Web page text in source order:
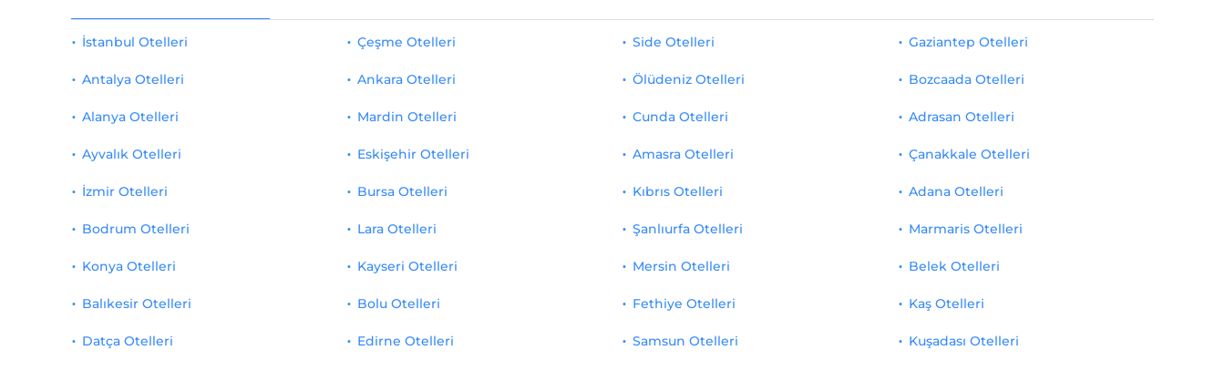
İstanbul Otelleri
Antalya Otelleri
Alanya Otelleri
Ayvalık Otelleri
İzmir Otelleri
Çeşme Otelleri
Ankara Otelleri
Mardin Otelleri
Eskişehir Otelleri
Bursa Otelleri
Side Otelleri
Ölüdeniz Otelleri
Cunda Otelleri
Amasra Otelleri
Kıbrıs Otelleri
Gaziantep Otelleri
Bozcaada Otelleri
Adrasan Otelleri
Çanakkale Otelleri
Adana Otelleri
Bodrum Otelleri
Konya Otelleri
Balıkesir Otelleri
Datça Otelleri
Lara Otelleri
Kayseri Otelleri
Bolu Otelleri
Edirne Otelleri
Şanlıurfa Otelleri
Mersin Otelleri
Fethiye Otelleri
Samsun Otelleri
Marmaris Otelleri
Belek Otelleri
Kaş Otelleri
Kuşadası Otelleri